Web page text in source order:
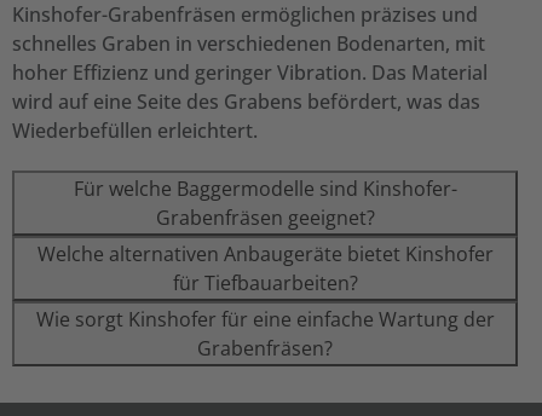
Kinshofer-Grabenfräsen ermöglichen präzises und
schnelles Graben in verschiedenen Bodenarten, mit
hoher Effizienz und geringer Vibration. Das Material
wird auf eine Seite des Grabens befördert, was das
Wiederbefüllen erleichtert.
Für welche Baggermodelle sind Kinshofer-
Grabenfräsen geeignet?
Welche alternativen Anbaugeräte bietet Kinshofer
für Tiefbauarbeiten?
Wie sorgt Kinshofer für eine einfache Wartung der
Grabenfräsen?